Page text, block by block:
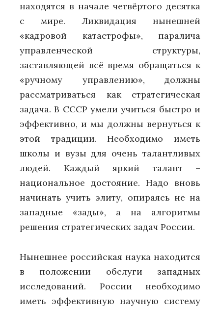
находятся в начале четвёртого десятка
с мире. Ликвидация нынешней
«кадровой катастрофы», паралича
управленческой структуры,
заставляющей всё время обращаться к
«ручному управлению», должны
рассматриваться как стратегическая
задача. В СССР умели учиться быстро и
эффективно, и мы должны вернуться к
этой традиции. Необходимо иметь
школы и вузы для очень талантливых
людей. Каждый яркий талант –
национальное достояние. Надо вновь
начинать учить элиту, опираясь не на
западные «зады», а на алгоритмы
решения стратегических задач России.
Нынешнее российская наука находится
в положении обслуги западных
исследований. России необходимо
иметь эффективную научную систему